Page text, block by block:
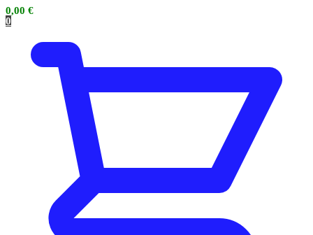
0
0,00 €